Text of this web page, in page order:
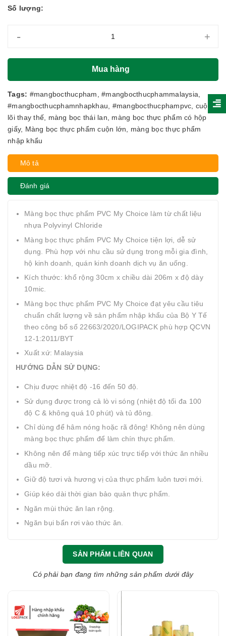
Số lượng:
- +
Mua hàng
Tags: #mangbocthucpham #mangbocthucphammalaysia
#mangbocthucphamnhapkhau
#mangbocthucphampvc cuộn
lõi thay thế
màng bọc thái lan
màng bọc thực phẩm có hộp
giấy, Màng bọc thực phẩm cuộn lớn
màng bọc thực phẩm
nhập khẩu
Mô tả
Đánh giá
Màng bọc thực phẩm PVC My Choice làm từ chất liệu
nhựa Polyvinyl Chloride
Màng bọc thực phẩm PVC My Choice tiện lợi, dễ sử
dụng. Phù hợp với nhu cầu sử dụng trong mỗi gia đình,
hộ kinh doanh, quán kinh doanh dịch vụ ăn uống.
Kích thước: khổ rộng 30cm x chiều dài 206m x độ dày
10mic.
Màng bọc thực phẩm PVC My Choice đạt yêu cầu tiêu
chuẩn chất lượng về sản phẩm nhập khẩu của Bộ Y Tế
theo công bố số 22663/2020/LOGIPACK phù hợp QCVN
12-1:2011/BYT
Xuất xứ: Malaysia
HƯỚNG DẪN SỬ DỤNG:
Chịu được nhiệt độ -16 đến 50 độ.
Sử dụng được trong cả lò vi sóng (nhiệt độ tối đa 100
độ C & không quá 10 phút) và tủ đông.
Chỉ dùng để hâm nóng hoặc rã đông! Không nên dùng
màng bọc thực phẩm để làm chín thực phẩm.
Không nên để màng tiếp xúc trực tiếp với thức ăn nhiều
dầu mỡ.
Giữ độ tươi và hương vị của thực phẩm luôn tươi mới.
Giúp kéo dài thời gian bảo quản thực phẩm.
Ngăn mùi thức ăn lan rộng.
Ngăn bụi bẩn rơi vào thức ăn.
SẢN PHẨM LIÊN QUAN
Có phải bạn đang tìm những sản phẩm dưới đây